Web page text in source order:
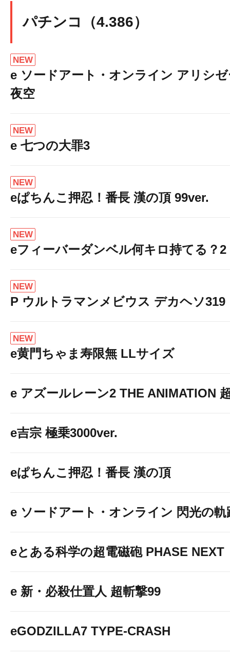
本日
８月７日（
パチンコ（4.386）
NEW
e ソードアート・オンライン アリシ
夜空
NEW
e 七つの大罪3
NEW
eぱちんこ押忍！番長 漢の頂 99ver.
NEW
eフィーバーダンベル何キロ持てる？2
NEW
P ウルトラマンメビウス デカヘソ319
NEW
e黄門ちゃま寿限無 LLサイズ
e アズールレーン2 THE ANIMATION
e吉宗 極乗3000ver.
eぱちんこ押忍！番長 漢の頂
e ソードアート・オンライン 閃光の軌
eとある科学の超電磁砲 PHASE NEXT
e 新・必殺仕置人 超斬撃99
eGODZILLA7 TYPE-CRASH